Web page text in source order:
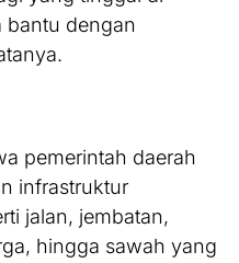
bantu dengan
pemerintah daerah
infrastruktur
jalan, jembatan,
hingga sawah yang